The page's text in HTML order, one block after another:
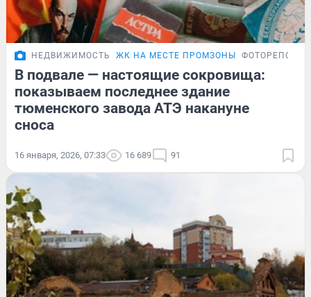
НЕДВИЖИМОСТЬ ЖК НА МЕСТЕ ПРОМЗОНЫ
В подвале — настоящие сокровища:
показываем последнее здание
тюменского завода АТЭ накануне
сноса
16 января, 2026, 07:33 16 689 91